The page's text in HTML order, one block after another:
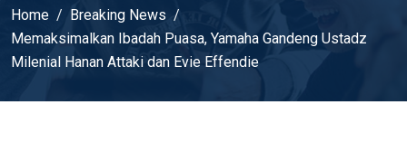
Home
Breaking News
Memaksimalkan Ibadah Puasa, Yamaha Gandeng Ustadz
Milenial Hanan Attaki dan Evie Effendie